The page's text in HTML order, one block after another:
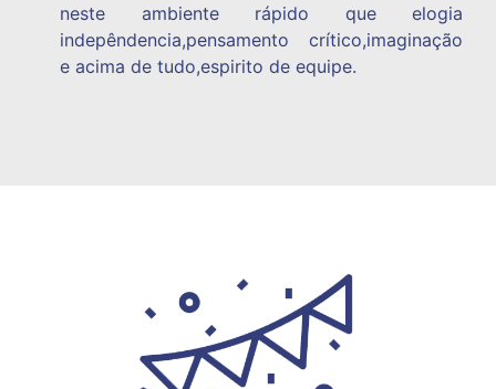
neste ambiente rápido que elogia
indepêndencia,pensamento crítico,imaginação
e acima de tudo,espirito de equipe.